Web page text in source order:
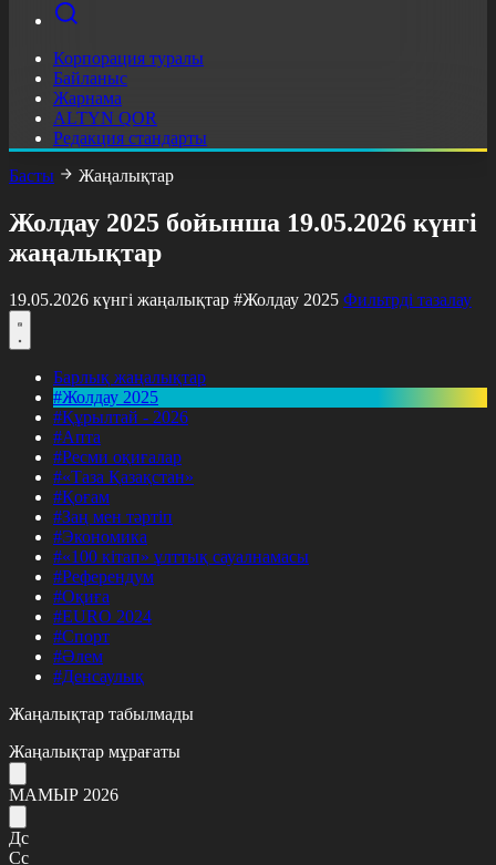
Корпорация туралы
Байланыс
Жарнама
ALTYN QOR
Редакция стандарты
Басты
Жаңалықтар
Жолдау 2025 бойынша 19.05.2026 күнгі
жаңалықтар
19.05.2026 күнгі жаңалықтар #Жолдау 2025 Фильтрді тазалау
Барлық жаңалықтар
#Жолдау 2025
#Құрылтай - 2026
#Апта
#Ресми оқиғалар
#«Таза Қазақстан»
#Қоғам
#Заң мен тәртіп
#Экономика
#«100 кітап» ұлттық сауалнамасы
#Референдум
#Оқиға
#EURO 2024
#Спорт
#Әлем
#Денсаулық
Жаңалықтар табылмады
Жаңалықтар мұрағаты
МАМЫР 2026
Дс
Сс